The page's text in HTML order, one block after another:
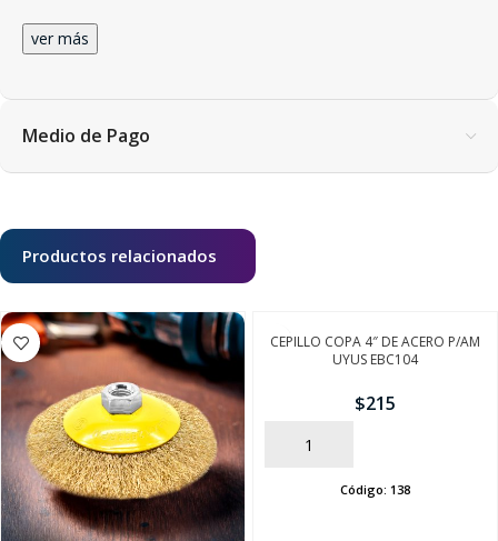
ver más
Medio de Pago
Productos relacionados
CEPILLO COPA 4″ DE ACERO P/AM
UYUS EBC104
$215
AÑADIR
Código: 138